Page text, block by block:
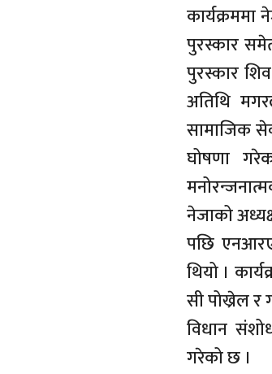
कार्यक्रममा
पुरस्कार
पुरस्कार
अतिथि
सामाजिक
घोषणा
नेजाको
पछि
थियो ।
सी पोख्रेल र
विधान
गरेको छ ।